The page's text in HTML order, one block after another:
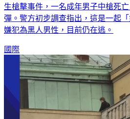
生槍擊事件，一名成年男子中槍死
彈。警方初步調查指出，這是一起
嫌犯為黑人男性，目前仍在逃。
國際